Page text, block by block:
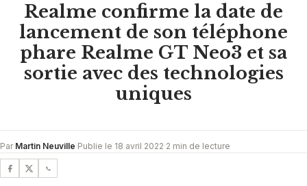
Realme confirme la date de
lancement de son téléphone
phare Realme GT Neo3 et sa
sortie avec des technologies
uniques
Par Martin Neuville·Publie le 18 avril 2022·2 min de lecture